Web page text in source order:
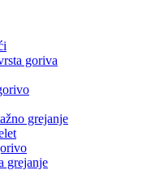
goriva
grejanje
grejanje